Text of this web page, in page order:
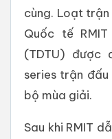
cùng. Loạt
Quốc tế
(TDTU) được
series trận
bộ mùa giải.
Sau khi RMIT